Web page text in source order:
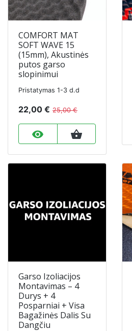
COMFORT MAT
SOFT WAVE 15
(15mm), Akustinės
putos garso
slopinimui
Pristatymas 1-3 d.d
22,00 € 25,00 €
remove_red_eye shopping_basket
Garso Izoliacijos
Montavimas – 4
Durys + 4
Posparniai + Visa
Bagažinės Dalis Su
Dangčiu